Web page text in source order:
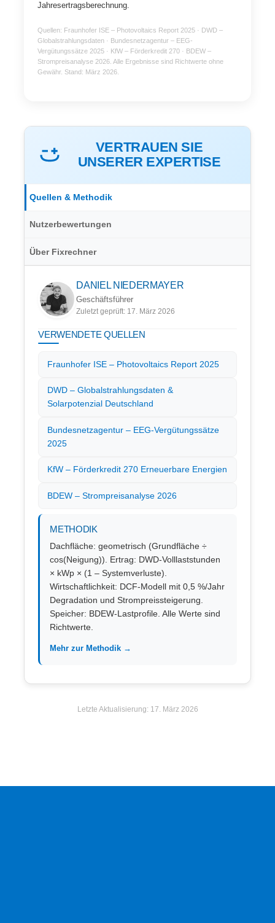
Jahresertragsberechnung.
Quellen: Fraunhofer ISE – Photovoltaics Report 2025 · DWD –
Globalstrahlungsdaten · Bundesnetzagentur – EEG-
Vergütungssätze 2025 · KfW – Förderkredit 270 · BDEW –
Strompreisanalyse 2026. Alle Ergebnisse sind Richtwerte ohne
Gewähr. Stand: März 2026.
VERTRAUEN SIE
UNSERER EXPERTISE
Quellen & Methodik
Nutzerbewertungen
Über Fixrechner
DANIEL NIEDERMAYER
Geschäftsführer
Zuletzt geprüft: 17. März 2026
VERWENDETE QUELLEN
Fraunhofer ISE – Photovoltaics Report 2025
DWD – Globalstrahlungsdaten &
Solarpotenzial Deutschland
Bundesnetzagentur – EEG-Vergütungssätze
2025
KfW – Förderkredit 270 Erneuerbare Energien
BDEW – Strompreisanalyse 2026
METHODIK
Dachfläche: geometrisch (Grundfläche ÷
cos(Neigung)). Ertrag: DWD-Volllaststunden
× kWp × (1 – Systemverluste).
Wirtschaftlichkeit: DCF-Modell mit 0,5 %/Jahr
Degradation und Strompreissteigerung.
Speicher: BDEW-Lastprofile. Alle Werte sind
Richtwerte.
Mehr zur Methodik →
Letzte Aktualisierung: 17. März 2026